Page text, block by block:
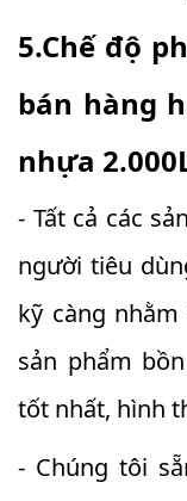
5.Chế độ
bán hàng
nhựa
- Tất cả các
người tiêu
kỹ càng
sản phẩm
tốt nhất, hình
- Chúng tôi